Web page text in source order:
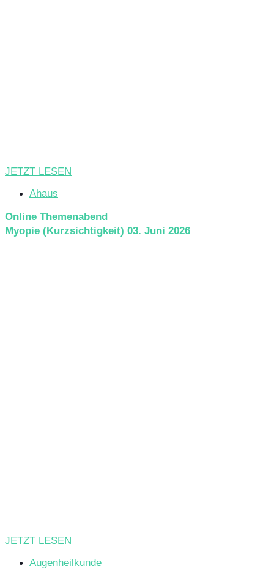
JETZT LESEN
Ahaus
Online Themenabend
Myopie (Kurzsichtigkeit) 03. Juni 2026
JETZT LESEN
Augenheilkunde